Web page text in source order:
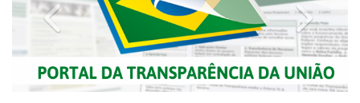
Previous Next